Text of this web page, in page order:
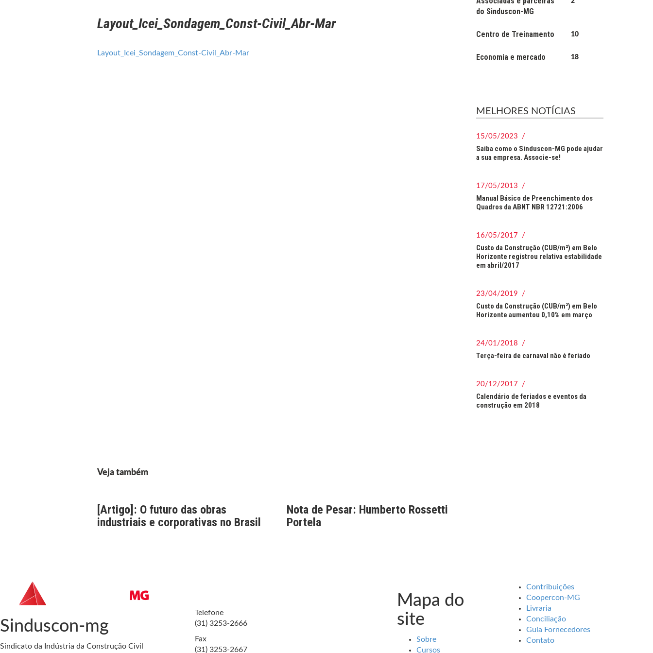
Layout_Icei_Sondagem_Const-Civil_Abr-Mar
Layout_Icei_Sondagem_Const-Civil_Abr-Mar
do Sinduscon-MG
Centro de Treinamento 10
Economia e mercado 18
MELHORES NOTÍCIAS
15/05/2023 /
Saiba como o Sinduscon-MG pode ajudar
a sua empresa. Associe-se!
17/05/2013 /
Manual Básico de Preenchimento dos
Quadros da ABNT NBR 12721:2006
16/05/2017 /
Custo da Construção (CUB/m²) em Belo
Horizonte registrou relativa estabilidade
em abril/2017
23/04/2019 /
Custo da Construção (CUB/m²) em Belo
Horizonte aumentou 0,10% em março
24/01/2018 /
Terça-feira de carnaval não é feriado
20/12/2017 /
Calendário de feriados e eventos da
construção em 2018
Veja também
[Artigo]: O futuro das obras
industriais e corporativas no Brasil
Nota de Pesar: Humberto Rossetti
Portela
Sinduscon-mg
Sindicato da Indústria da Construção Civil
Telefone
(31) 3253-2666
Fax
(31) 3253-2667
Mapa do
site
Sobre
Cursos
Contribuições
Coopercon-MG
Livraria
Conciliação
Guia Fornecedores
Contato